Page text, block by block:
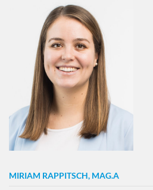
MIRIAM RAPPITSCH, MAG.A